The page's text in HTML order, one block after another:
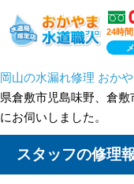
24時
岡山の水漏れ修理 おか
県倉敷市児島味野、倉
にお伺いしました。
スタッフの修理